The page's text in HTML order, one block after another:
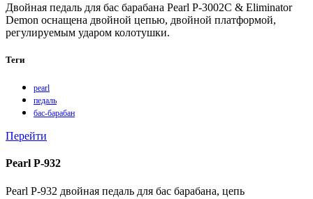
Двойная педаль для бас барабана Pearl P-3002C & Eliminator
Demon оснащена двойной цепью, двойной платформой,
регулируемым ударом колотушки.
Теги
pearl
педаль
бас-барабан
Перейти
Pearl P-932
Pearl P-932 двойная педаль для бас барабана, цепь